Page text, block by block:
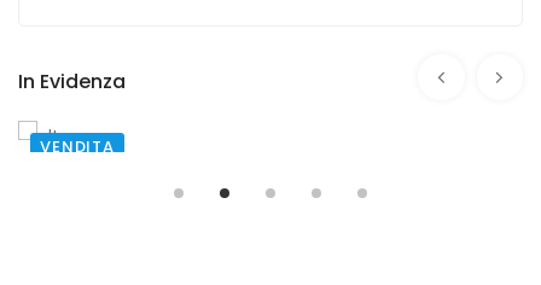
In Evidenza
VENDITA